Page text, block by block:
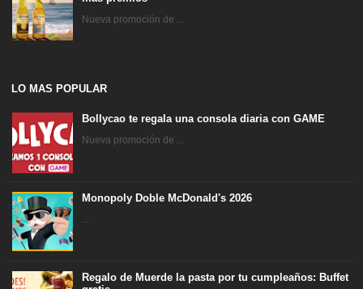
Nueva promoción de ...
LO MAS POPULAR
Bollycao te regala una consola diaria con GAME
Nueva promoción de ...
Monopoly Doble McDonald's 2026
Regalo de Muerde la pasta por tu cumpleaños: Buffet